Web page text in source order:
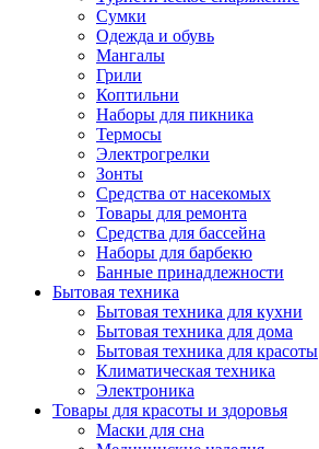
Сумки
Одежда и обувь
Мангалы
Грили
Коптильни
Наборы для пикника
Термосы
Электрогрелки
Зонты
Средства от насекомых
Товары для ремонта
Средства для бассейна
Наборы для барбекю
Банные принадлежности
Бытовая техника
Бытовая техника для кухни
Бытовая техника для дома
Бытовая техника для красоты
Климатическая техника
Электроника
Товары для красоты и здоровья
Маски для сна